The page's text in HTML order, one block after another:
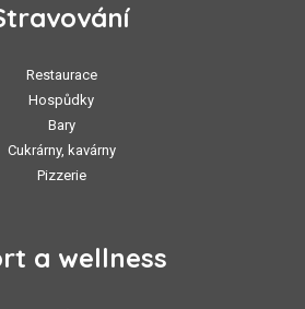
Restaurace
Hospůdky
Bary
Cukrárny, kavárny
Pizzerie
a wellness